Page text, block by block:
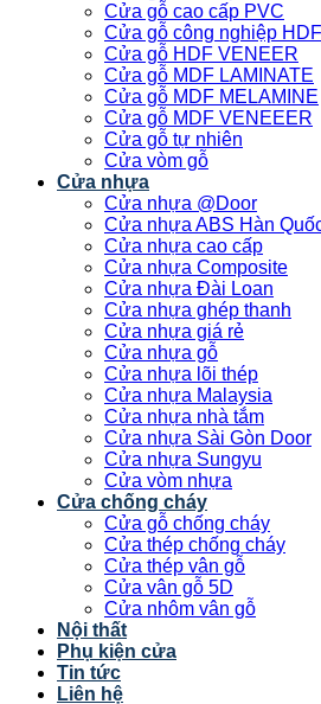
Cửa gỗ cao cấp PVC
Cửa gỗ công nghiệp HDF
Cửa gỗ HDF VENEER
Cửa gỗ MDF LAMINATE
Cửa gỗ MDF MELAMINE
Cửa gỗ MDF VENEEER
Cửa gỗ tự nhiên
Cửa vòm gỗ
Cửa nhựa
Cửa nhựa @Door
Cửa nhựa ABS Hàn
Cửa nhựa cao cấp
Cửa nhựa Composite
Cửa nhựa Đài Loan
Cửa nhựa ghép thanh
Cửa nhựa giá rẻ
Cửa nhựa gỗ
Cửa nhựa lõi thép
Cửa nhựa Malaysia
Cửa nhựa nhà tắm
Cửa nhựa Sài Gòn Door
Cửa nhựa Sungyu
Cửa vòm nhựa
Cửa chống cháy
Cửa gỗ chống cháy
Cửa thép chống cháy
Cửa thép vân gỗ
Cửa vân gỗ 5D
Cửa nhôm vân gỗ
Nội thất
Phụ kiện cửa
Tin tức
Liên hệ